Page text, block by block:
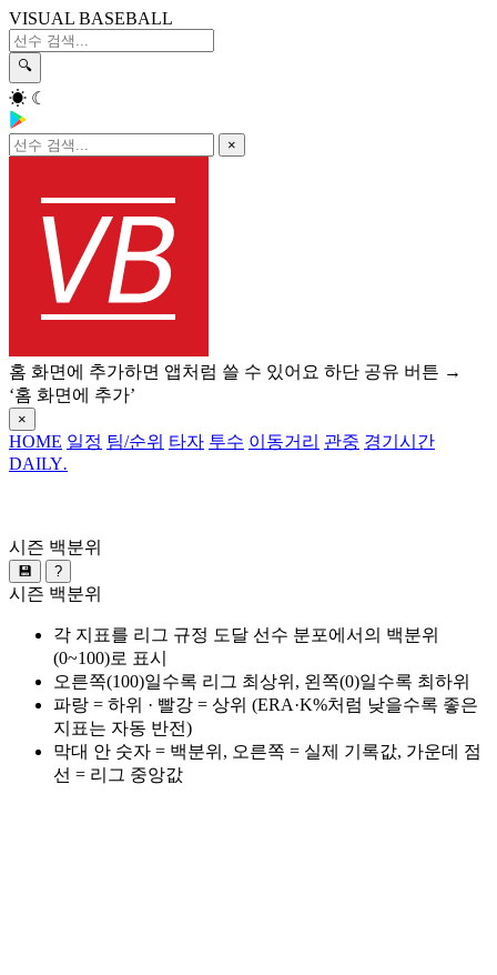
VISUAL BASEBALL
🔍
☀ ☾
×
홈 화면에 추가하면 앱처럼 쓸 수 있어요 하단 공유 버튼 →
‘홈 화면에 추가’
×
HOME 일정 팀/순위 타자 투수 이동거리 관중 경기시간
DAILY.
시즌 백분위
💾 ?
시즌 백분위
각 지표를 리그 규정 도달 선수 분포에서의 백분위
(0~100)로 표시
오른쪽(100)일수록 리그 최상위, 왼쪽(0)일수록 최하위
파랑 = 하위 · 빨강 = 상위 (ERA·K%처럼 낮을수록 좋은
지표는 자동 반전)
막대 안 숫자 = 백분위, 오른쪽 = 실제 기록값, 가운데 점
선 = 리그 중앙값